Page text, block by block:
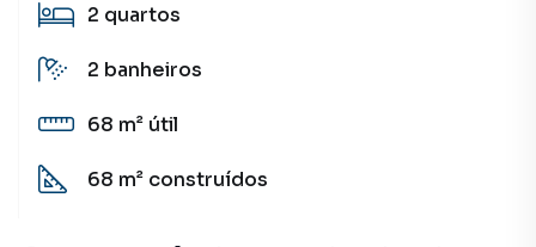
2 quartos
2 banheiros
68 m² útil
68 m² construídos